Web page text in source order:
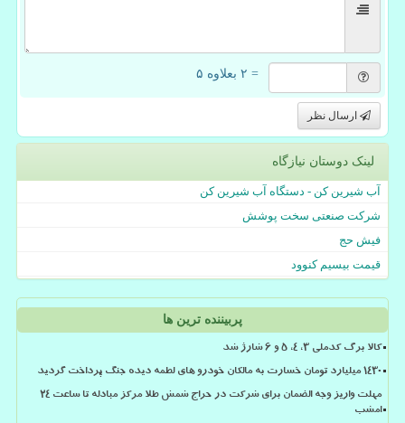
= ۲ بعلاوه ۵
ارسال نظر
لینک دوستان نیازگاه
آب شیرین کن - دستگاه آب شیرین کن
شرکت صنعتی سخت پوشش
فیش حج
قیمت بیسیم کنوود
پربیننده ترین ها
کالا برگ کدملی 3، 4، 5 و 6 شارژ شد
۱۴۳۰ میلیارد تومان خسارت به مالکان خودرو های لطمه دیده جنگ پرداخت گردید
مهلت واریز وجه الضمان برای شرکت در حراج شمش طلا مرکز مبادله تا ساعت ۲۴
امشب